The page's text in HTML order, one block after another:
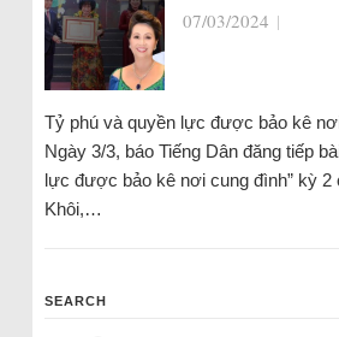
07/03/2024 |
Tỷ phú và quyền lực được bảo kê
Ngày 3/3, báo Tiếng Dân đăng tiếp
lực được bảo kê nơi cung đình” kỳ 2
Khôi,…
SEARCH